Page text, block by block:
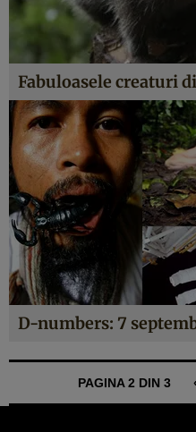
Fabuloasele creaturi
D-numbers: 7
PAGINA 2 DIN 3